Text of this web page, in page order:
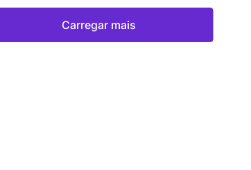
Carregar mais